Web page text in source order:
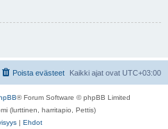
Kaikki ajat ovat UTC+03:00
Poista evästeet
® Forum Software © phpBB Limited
(lurttinen, harritapio, Pettis)
| Ehdot